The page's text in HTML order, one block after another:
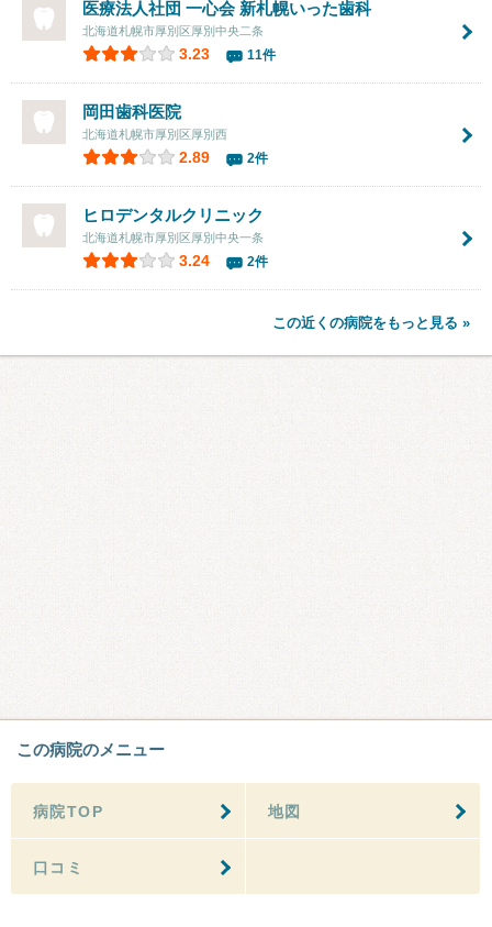
医療法人社団 一心会 新札幌いった歯科
北海道札幌市厚別区厚別中央二条
3.23 11件
岡田歯科医院
北海道札幌市厚別区厚別西
2.89 2件
ヒロデンタルクリニック
北海道札幌市厚別区厚別中央一条
3.24 2件
この近くの病院をもっと見る »
この病院のメニュー
病院TOP 地図
口コミ